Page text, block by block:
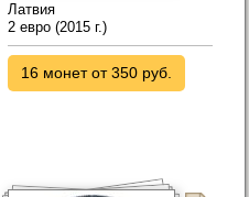
Латвия
2 евро (2015 г.)
16 монет от 350 руб.